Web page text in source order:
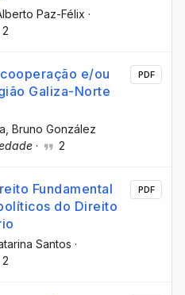
Paz-Félix ·
2
e/ou
Galiza-Norte
, Bruno González
· 2
PDF
Fundamental
do Direito
Santos ·
2
PDF